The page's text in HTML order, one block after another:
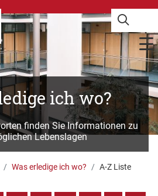
ich wo?
finden Sie Informationen zu
Lebenslagen
Was erledige ich wo? A-Z Liste